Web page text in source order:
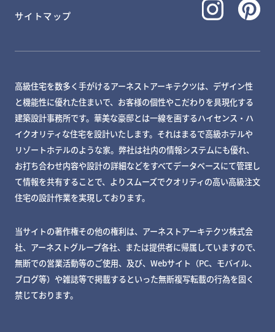
サイトマップ
高級住宅を数多く手がけるアーネストアーキテクツは、デザイン性
と機能性に優れた住まいで、お客様の個性やこだわりを具現化する
建築設計事務所です。華美な豪邸とは一線を画するハイセンス・ハ
イクオリティな住宅を設計いたします。それはまるで高級ホテルや
リゾートホテルのような家。弊社は社内の情報システムにも優れ、
お打ち合わせ内容や設計の詳細などをすべてデータベースにて管理し
て情報を共有することで、よりスムーズでクオリティの高い高級注文
住宅の設計作業を実現しております。
当サイトの著作権その他の権利は、アーネストアーキテクツ株式会
社、アーネストグループ各社、または提供者に帰属していますので、
無断での営業活動等のご使用、及び、Webサイト（PC、モバイル、
ブログ等）や雑誌等で掲載するといった無断複写転載の行為を固く
禁じております。